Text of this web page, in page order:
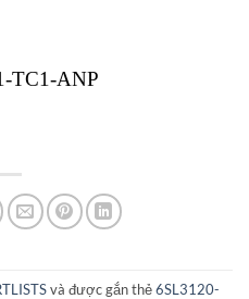
TC1-ANP
và được gắn thẻ6SL3120-